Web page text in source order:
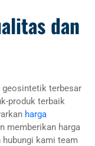
dan
geosintetik terbesar
produk terbaik
harga
memberikan harga
kami team